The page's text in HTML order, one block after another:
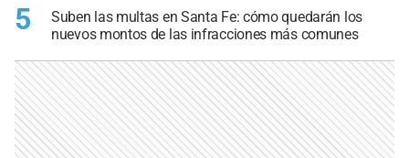
5
Suben las multas en Santa Fe: cómo quedarán los
nuevos montos de las infracciones más comunes